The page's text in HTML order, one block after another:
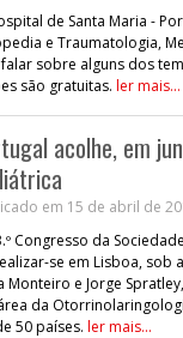
de Santa Maria -
e Traumatologia,
sobre alguns dos
são gratuitas. ler mais...
acolhe, em
em 15 de abril de
Congresso da
se em Lisboa, sob
Monteiro e Jorge
da
50 países. ler mais...